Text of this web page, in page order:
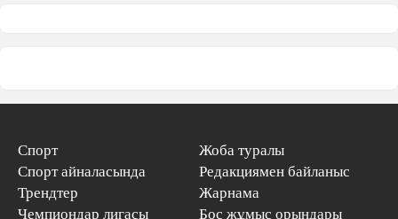
Спорт
Спорт айналасында
Трендтер
Чемпиондар лигасы
Жоба туралы
Редакциямен байланыс
Жарнама
Бос жұмыс орындары